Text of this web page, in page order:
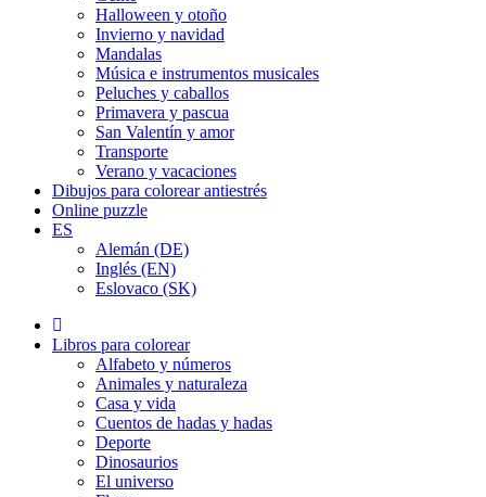
Halloween y otoño
Invierno y navidad
Mandalas
Música e instrumentos musicales
Peluches y caballos
Primavera y pascua
San Valentín y amor
Transporte
Verano y vacaciones
Dibujos para colorear antiestrés
Online puzzle
ES
Alemán (DE)
Inglés (EN)
Eslovaco (SK)
Libros para colorear
Alfabeto y números
Animales y naturaleza
Casa y vida
Cuentos de hadas y hadas
Deporte
Dinosaurios
El universo